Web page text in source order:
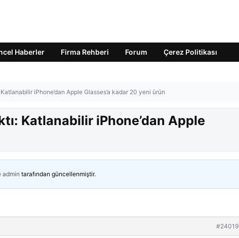
Haberler Firma Rehberi Forum Çerez Politikası
Katlanabilir iPhone’dan Apple Glasses’a kadar 20 yeni ürün
Katlanabilir iPhone’dan Apple
admin tarafından güncellenmiştir.
#24019